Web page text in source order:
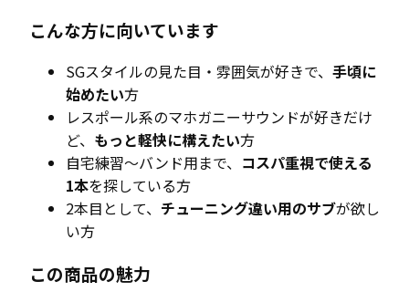
こんな方に向いています
SGスタイルの見た目・雰囲気が好きで、 手頃に
始めたい方
レスポール系のマホガニーサウンドが好きだけ
ど、 もっと軽快に構えたい方
自宅練習〜バンド用まで、 コスパ重視で使える
1本を探している方
2本目として、 チューニング違い用のサブが欲し
い方
この商品の魅力